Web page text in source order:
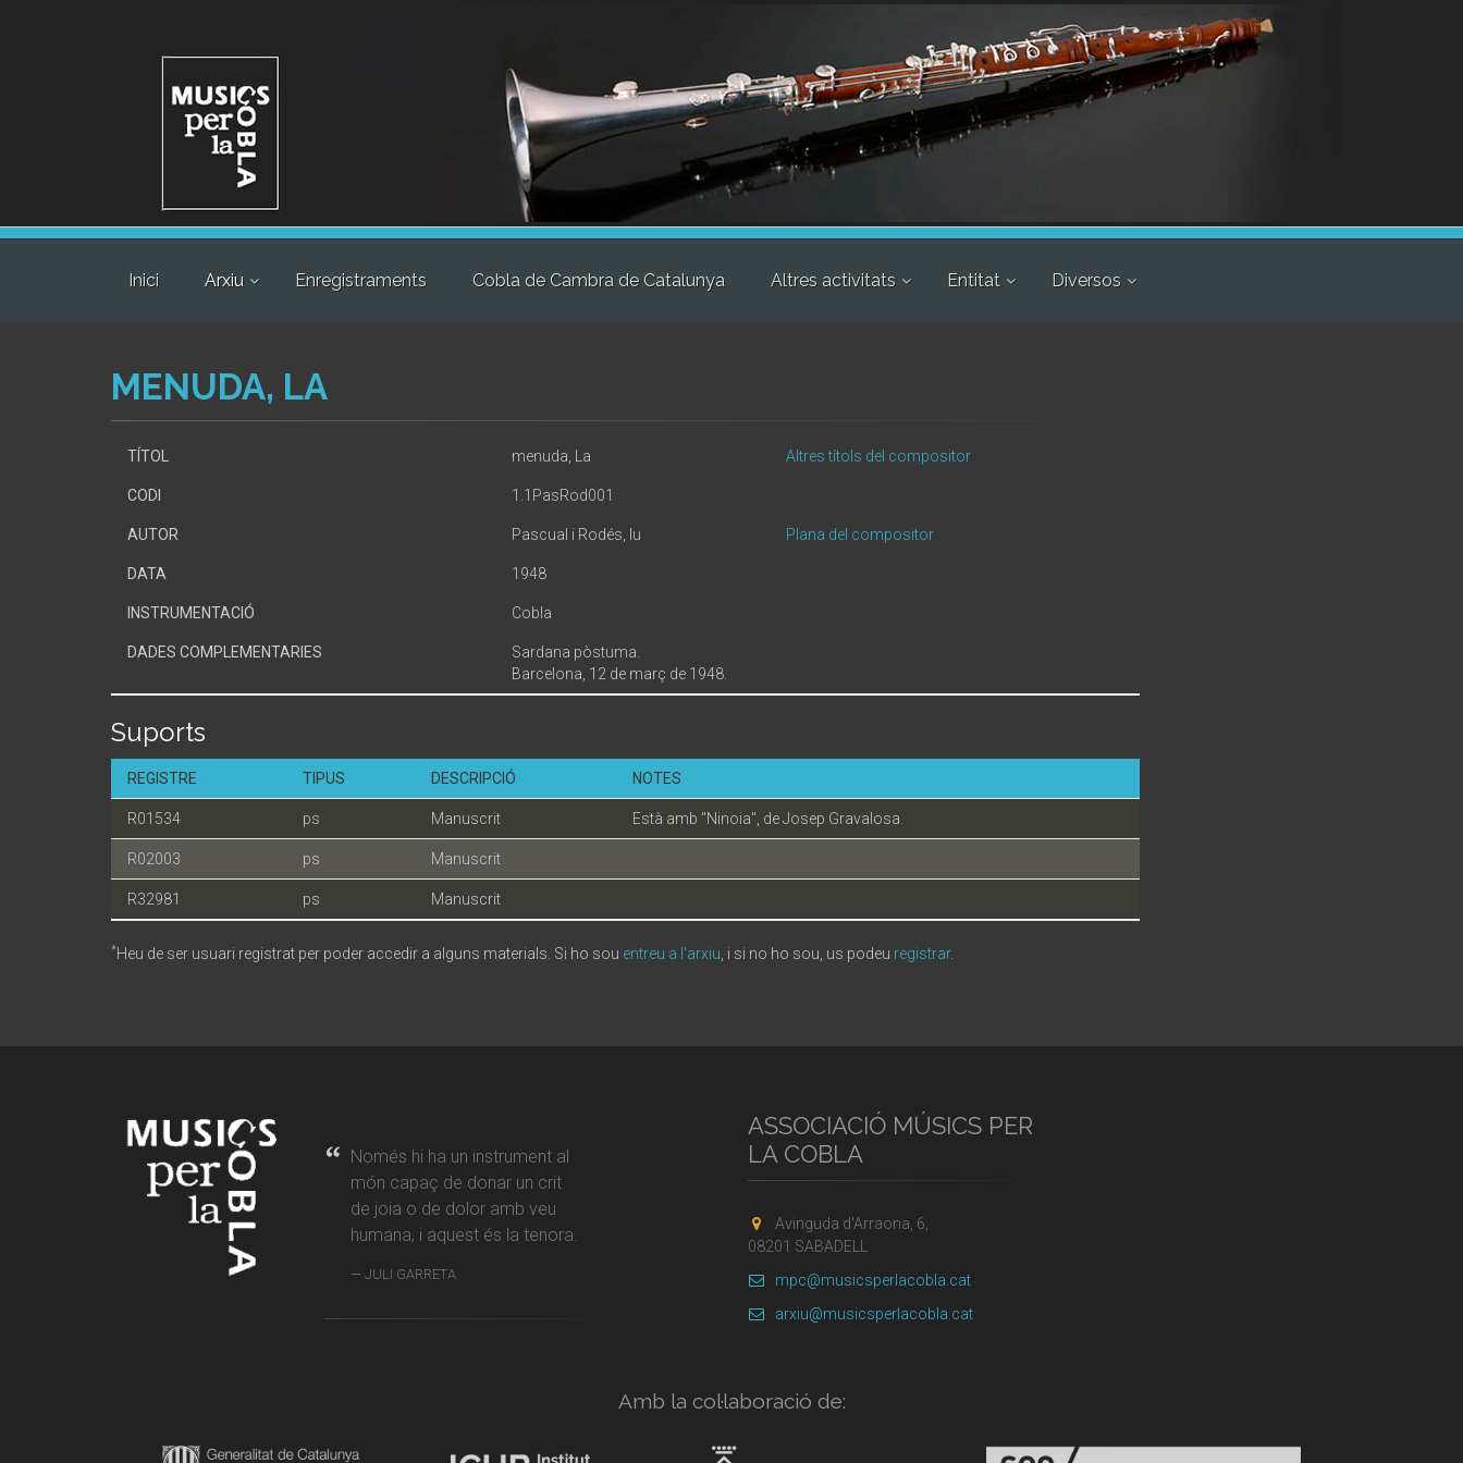
Inici Arxiu Enregistraments Cobla de Cambra de Catalunya Altres activitats Entitat Diversos
MENUDA, LA
TÍTOL menuda, La Altres títols del compositor
CODI 1.1PasRod001
AUTOR Pascual i Rodés, Iu Plana del compositor
DATA 1948
INSTRUMENTACIÓ Cobla
DADES COMPLEMENTARIES
Sardana pòstuma.
Barcelona, 12 de març de 1948.
Suports
REGISTRE TIPUS DESCRIPCIÓ NOTES
R01534 ps Manuscrit Està amb "Ninoia", de Josep Gravalosa.
R02003 ps Manuscrit
R32981 ps Manuscrit
*Heu de ser usuari registrat per poder accedir a alguns materials. Si ho sou entreu a l'arxiu , i si no ho sou, us podeu registrar.
Només hi ha un instrument al
món capaç de donar un crit
de joia o de dolor amb veu
humana, i aquest és la tenora.
JULI GARRETA
ASSOCIACIÓ MÚSICS PER
LA COBLA
Avinguda d'Arraona, 6,
08201 SABADELL
mpc@musicsperlacobla.cat
arxiu@musicsperlacobla.cat
Amb la col·laboració de: